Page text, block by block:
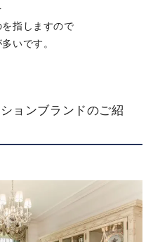
指しますので
いです。
ョンブランドのご紹